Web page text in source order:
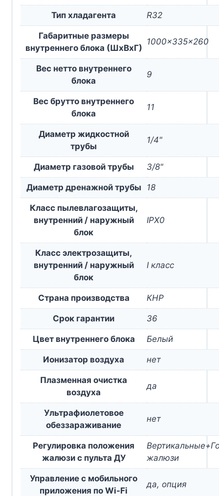
Тип хладагента R32
Габаритные размеры
внутреннего блока (ШxВxГ)
1000x335x260
Вес нетто внутреннего
блока
9
Вес брутто внутреннего
блока
11
Диаметр жидкостной
трубы
1/4"
Диаметр газовой трубы 3/8"
Диаметр дренажной трубы 18
Класс пылевлагозащиты,
внутренний / наружный
блок
IPX0
Класс электрозащиты,
внутренний / наружный
блок
I класс
Страна производства КНР
Срок гарантии 36
Цвет внутреннего блока Белый
Ионизатор воздуха нет
Плазменная очистка
воздуха
да
Ультрафиолетовое
обеззараживание
нет
Регулировка положения
жалюзи с пульта ДУ
жалюзи
Управление c мобильного
приложения по Wi-Fi
да, опция